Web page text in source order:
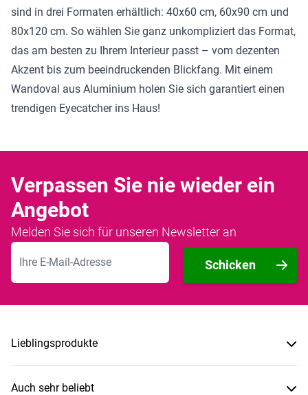
sind in drei Formaten erhältlich: 40x60 cm, 60x90 cm und
80x120 cm. So wählen Sie ganz unkompliziert das Format,
das am besten zu Ihrem Interieur passt – vom dezenten
Akzent bis zum beeindruckenden Blickfang. Mit einem
Wandoval aus Aluminium holen Sie sich garantiert einen
trendigen Eyecatcher ins Haus!
Verpassen Sie nie wieder ein
Angebot
Melden Sie sich für unseren Newsletter an
E-Mailadresse
Schicken
Lieblingsprodukte
Auch sehr beliebt